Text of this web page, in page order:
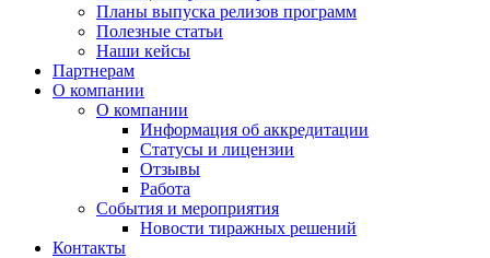
Планы выпуска релизов программ
Полезные статьи
Наши кейсы
Партнерам
О компании
О компании
Информация об аккредитации
Статусы и лицензии
Отзывы
Работа
События и мероприятия
Новости тиражных решений
Контакты